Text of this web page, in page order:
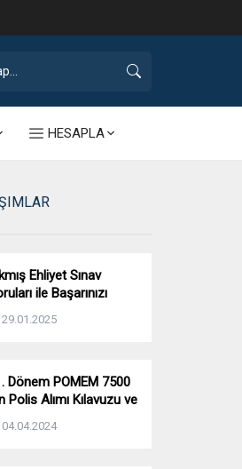
HESAPLA
Ehliyet Sınav
ile Başarınızı
29.01.2025
Dönem POMEM 7500
Polis Alımı Kılavuzu ve
Ekranı
04.04.2024